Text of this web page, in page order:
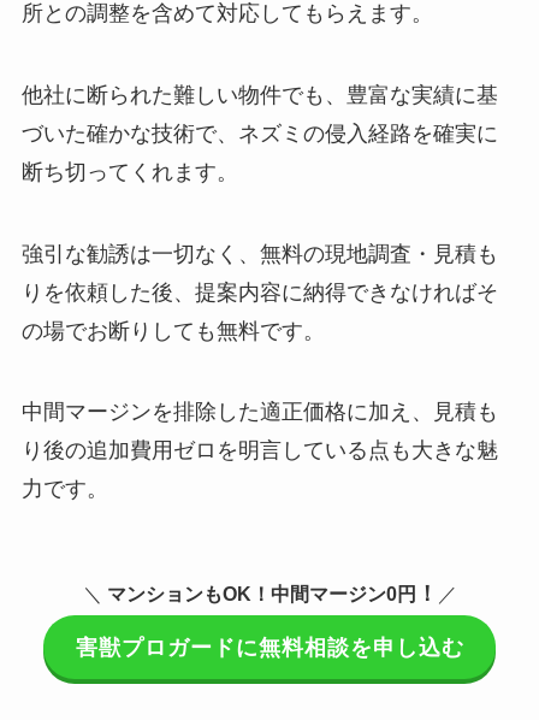
所との調整を含めて対応してもらえます。
他社に断られた難しい物件でも、豊富な実績に基
づいた確かな技術で、ネズミの侵入経路を確実に
断ち切ってくれます。
強引な勧誘は一切なく、無料の現地調査・見積も
りを依頼した後、提案内容に納得できなければそ
の場でお断りしても無料です。
中間マージンを排除した適正価格に加え、見積も
り後の追加費用ゼロを明言している点も大きな魅
力です。
＼ マンションもOK！ 中間マージン0円 ！ ／
害獣プロガードに無料相談を申し込む